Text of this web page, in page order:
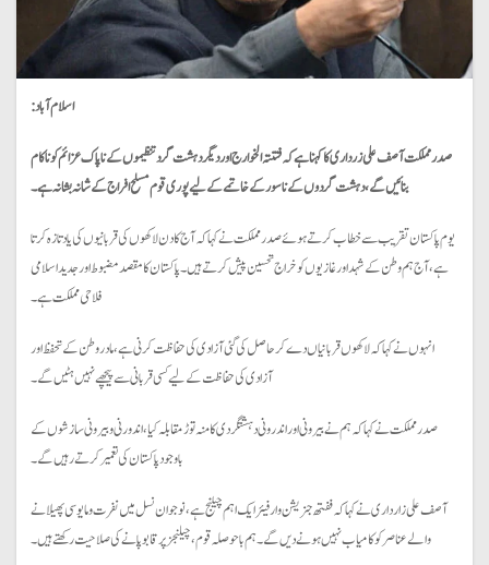
اسلام آباد:
صدر مملکت آصف علی زرداری کا کہنا ہے کہ فتنتہ الخوارج اور دیگر دہشت گرد تنظیموں کے ناپاک عزائم کو ناکام
بنائیں گے، دہشت گردوں کے ناسور کے خاتمے کے لیے پوری قوم مسلح افراج کے شانہ بشانہ ہے۔
یوم پاکستان تقریب سے خطاب کرتے ہوئے صدر مملکت نے کہا کہ آج کا دن لاکھوں کی قربانیوں کی یاد تازہ کرتا
ہے، آج ہم وطن کے شہد اور غازیوں کو خراج تحسین پیش کرتے ہیں۔ پاکستان کا مقصد مضبوط اور جدید اسلامی
فلاحی مملکت ہے۔
انہوں نے کہا کہ لاکھوں قربانیاں دے کر حاصل کی گئی آزادی کی حفاظت کرنی ہے، مادر وطن کے تحفظ اور
آزادی کی حفاظت کے لیے کسی قربانی سے پیچھے نہیں ہٹیں گے۔
صدر مملکت نے کہا کہ ہم نے بیرونی اور اندرونی دہشتگردی کا منہ توڑ مقابلہ کیا، اندورنی و بیرونی سازشوں کے
باوجود پاکستان کی تعمیر کرتے رہیں گے۔
آصف علی زارداری نے کہا کہ ففتھ جنریشن وار فیئر ایک اہم چیلنج ہے، نوجوان نسل میں نفرت و مایوسی پھیلانے
والے عناصر کو کامیاب نہیں ہونے دیں گے۔ ہم باحوصلہ قوم، چیلنجز پر قابو پانے کی صلاحیت رکھتے ہیں۔